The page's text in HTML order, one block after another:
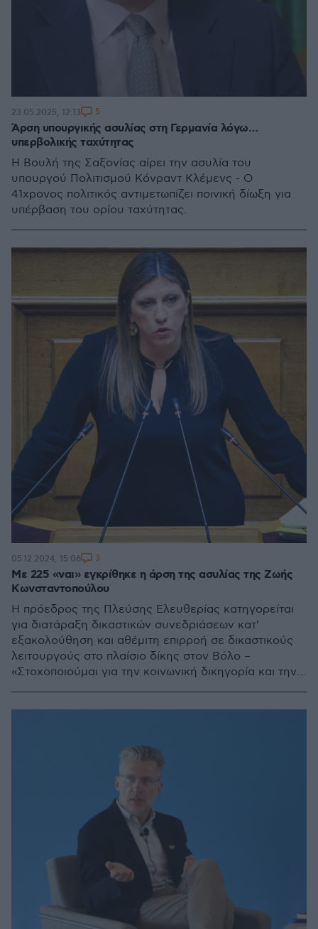
Άρση υπουργικής ασυλίας στη Γερμανία λόγω…
υπερβολικής ταχύτητας
Η Βουλή της Σαξονίας αίρει την ασυλία του
υπουργού Πολιτισμού Κόνραντ Κλέμενς - Ο
41χρονος πολιτικός αντιμετωπίζει ποινική δίωξη για
υπέρβαση του ορίου ταχύτητας.
23.05.2025, 12:13 5
Με 225 «ναι» εγκρίθηκε η άρση της ασυλίας της Ζωής
Κωνσταντοπούλου
Η πρόεδρος της Πλεύσης Ελευθερίας κατηγορείται
για διατάραξη δικαστικών συνεδριάσεων κατ’
εξακολούθηση και αθέμιτη επιρροή σε δικαστικούς
λειτουργούς στο πλαίσιο δίκης στον Βόλο –
«Στοχοποιούμαι για την κοινωνική δικηγορία και την
05.12.2024, 15:06 3